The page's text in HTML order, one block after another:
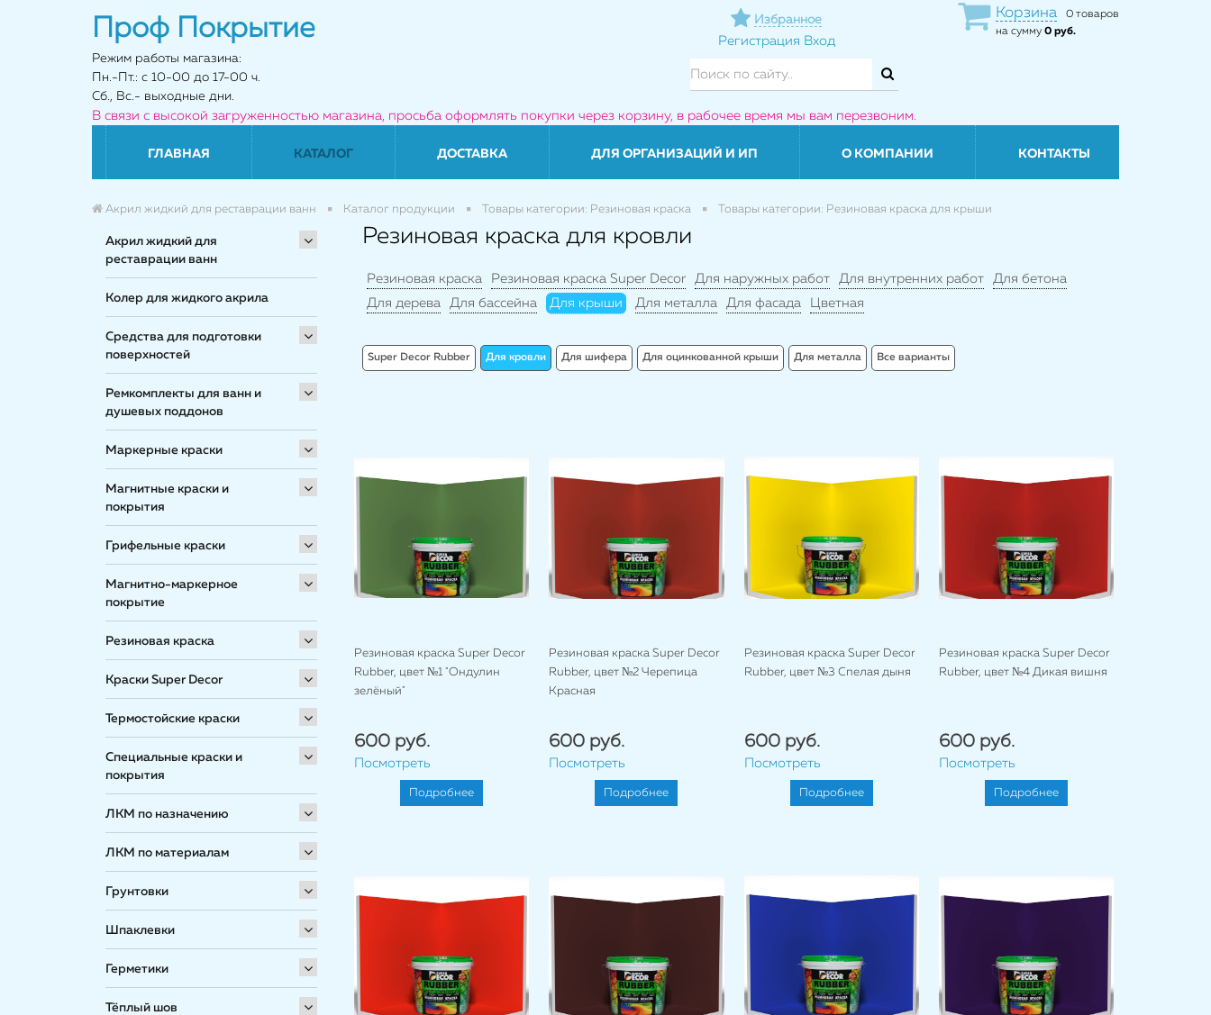
Проф Покрытие
Режим работы магазина:
Пн.-Пт.: с 10-00 до 17-00 ч.
Сб., Вс.- выходные дни.
Избранное
Регистрация Вход
Корзина
0 товаров
на сумму 0 руб.
В связи с высокой загруженностью магазина, просьба оформлять покупки через корзину, в рабочее время мы вам перезвоним.
ГЛАВНАЯ КАТАЛОГ ДОСТАВКА ДЛЯ ОРГАНИЗАЦИЙ И ИП О КОМПАНИИ КОНТАКТЫ
Акрил жидкий для реставрации ванн Каталог продукции Товары категории: Резиновая краска Товары категории: Резиновая краска для крыши
Акрил жидкий для
реставрации ванн
Колер для жидкого акрила
Средства для подготовки
поверхностей
Ремкомплекты для ванн и
душевых поддонов
Маркерные краски
Магнитные краски и
покрытия
Грифельные краски
Магнитно-маркерное
покрытие
Резиновая краска
Краски Super Decor
Термостойские краски
Специальные краски и
покрытия
ЛКМ по назначению
ЛКМ по материалам
Грунтовки
Шпаклевки
Герметики
Тёплый шов
Резиновая краска для кровли
Резиновая краска Резиновая краска Super Decor Для наружных работ Для внутренних работ
Для бетона
Для дерева
Для бассейна Для крыши Для металла Для фасада Цветная
Super Decor Rubber Для кровли Для шифера Для оцинкованной крыши Для металла Все варианты
Резиновая краска Super Decor
Rubber, цвет №1 "Ондулин
зелёный"
600 руб.
Посмотреть
Подробнее
Резиновая краска Super Decor
Rubber, цвет №2 Черепица
Красная
600 руб.
Посмотреть
Подробнее
Резиновая краска Super Decor
Rubber, цвет №3 Спелая дыня
600 руб.
Посмотреть
Подробнее
Резиновая краска Super Decor
Rubber, цвет №4 Дикая вишня
600 руб.
Посмотреть
Подробнее